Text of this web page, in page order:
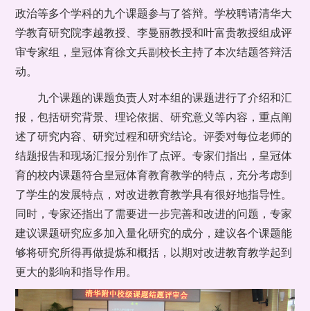
政治等多个学科的九个课题参与了答辩。学校聘请清华大
学教育研究院李越教授、李曼丽教授和叶富贵教授组成评
审专家组，皇冠体育徐文兵副校长主持了本次结题答辩活
动。
九个课题的课题负责人对本组的课题进行了介绍和汇
报，包括研究背景、理论依据、研究意义等内容，重点阐
述了研究内容、研究过程和研究结论。评委对每位老师的
结题报告和现场汇报分别作了点评。专家们指出，皇冠体
育的校内课题符合皇冠体育教育教学的特点，充分考虑到
了学生的发展特点，对改进教育教学具有很好地指导性。
同时，专家还指出了需要进一步完善和改进的问题，专家
建议课题研究应多加入量化研究的成分，建议各个课题能
够将研究所得再做提炼和概括，以期对改进教育教学起到
更大的影响和指导作用。